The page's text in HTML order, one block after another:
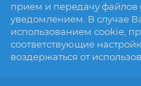
прием и передачу файлов
уведомлением. В случае
использованием cookie,
соответствующие
воздержаться от